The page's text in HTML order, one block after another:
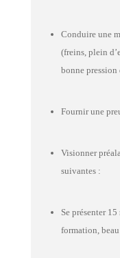
Conduire une
(freins, plein
bonne pression
Fournir une
Visionner
suivantes :
Se présenter
formation,